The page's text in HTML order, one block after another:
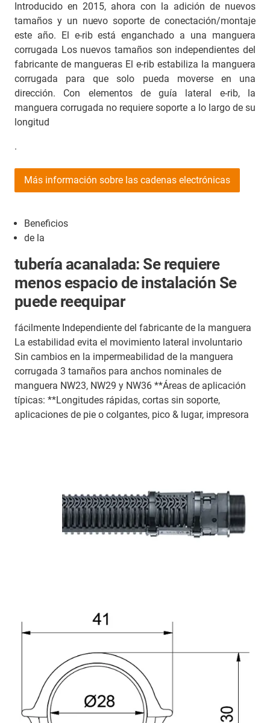
Introducido en 2015, ahora con la adición de nuevos
tamaños y un nuevo soporte de conectación/montaje
este año. El e-rib está enganchado a una manguera
corrugada Los nuevos tamaños son independientes del
fabricante de mangueras El e-rib estabiliza la manguera
corrugada para que solo pueda moverse en una
dirección. Con elementos de guía lateral e-rib, la
manguera corrugada no requiere soporte a lo largo de su
longitud
.
Más información sobre las cadenas electrónicas
Beneficios
de la
tubería acanalada: Se requiere
menos espacio de instalación Se
puede reequipar
fácilmente Independiente del fabricante de la manguera
La estabilidad evita el movimiento lateral involuntario
Sin cambios en la impermeabilidad de la manguera
corrugada 3 tamaños para anchos nominales de
manguera NW23, NW29 y NW36 **Áreas de aplicación
típicas: **Longitudes rápidas, cortas sin soporte,
aplicaciones de pie o colgantes, pico & lugar, impresora